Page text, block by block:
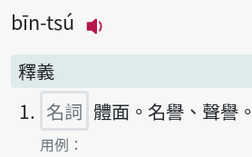
bīn-tsú
釋義
名詞 體面。名譽、聲譽。
第1項釋義的
用例：